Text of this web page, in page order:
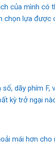
của mình
chọn lựa
dãy phím F,
kỳ trở ngại
mái hơn